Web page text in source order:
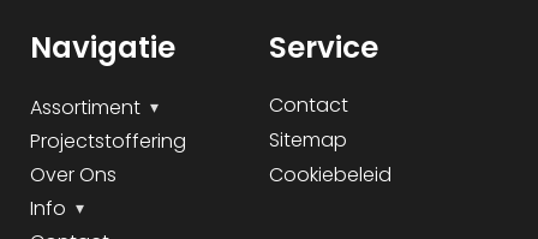
Navigatie
Assortiment
Projectstoffering
Over Ons
Info
Service
Contact
Sitemap
Cookiebeleid